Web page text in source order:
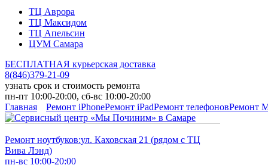
ТЦ Аврора
ТЦ Максидом
ТЦ Апельсин
ЦУМ Самара
БЕСПЛАТНАЯ курьерская доставка
8(846)379-21-09
узнать срок и стоимость ремонта
пн-пт 10:00-20:00, сб-вс 10:00-20:00
Главная
Ремонт iPhoneРемонт iPadРемонт телефоновРемонт
Ремонт ноутбуков:ул. Каховская 21 (рядом с ТЦ
Вива Лэнд)
пн-вс 10:00-20:00